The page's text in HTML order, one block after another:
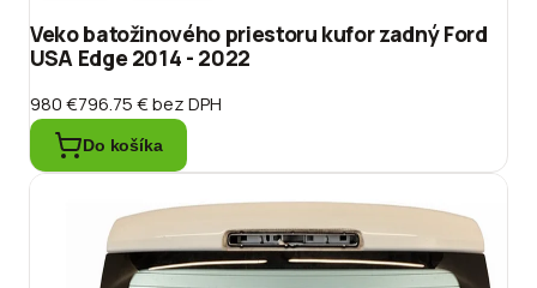
Veko batožinového priestoru kufor zadný Ford
USA Edge 2014 - 2022
980 €796.75 €bez DPH
Do košíka